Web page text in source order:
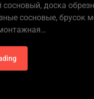
сосновый, доска
сосновые, брусок